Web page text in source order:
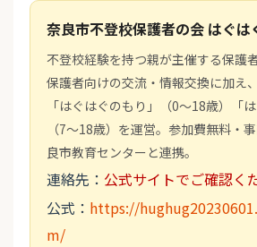
奈良市不登校保護者の会 はぐは
不登校経験を持つ親が主催する保護
保護者向けの交流・情報交換に加え
「はぐはぐのもり」（0～18歳）「
（7～18歳）を運営。参加費無料・
良市教育センターと連携。
連絡先： 公式サイトでご確認く
公式： https://
m/